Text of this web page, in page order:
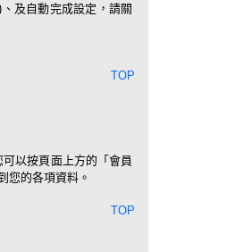
及自動完成設定，請關
TOP
以按頁面上方的「會員
您的各項資料。
TOP